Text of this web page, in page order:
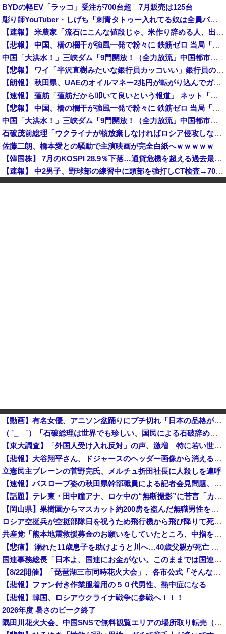
BYDの軽EV「ラッコ」受注が700台超 7月販売は125台
彫り師YouTuber・しげち「刺青タトゥー入れてる奴は全員バカです」「すごい民度低い」「5000円好きなんすよ、バカって」
【速報】 米農家「流石にこんな値段じゃ、米作り辞める人、出るんじゃないかなあ？？」
【悲報】 中国、橋の欄干が強風一発で粉々に 鉄筋ゼロ 当局「接着剤でくっつけただけ」「正常で、品質問題はない」
中国「大洪水！」三峡ダム「9門開放！（全力放流」中国都市「三峡沿線の道路水没」中国政府「高速道路封鎖！」中国ダム「緊急放流に合わせて開門（土砂崩れ発生」→
【悲報】 ワイ「半沢直樹みたいな銀行員カッコいい」銀行員の友人「あんな奴居ねえよ」
【朗報】 秋田県、UAEのオイルマネー2兆円が転がり込んでガチで東北最強になるぞｗｗｗｗｗｗｗ
【速報】 蓮舫「蓮舫だから叩いて良いという報道」 ネット「高市だから叩いて良いをやってるのがお前だろ」
【悲報】 中国、橋の欄干が強風一発で粉々に 鉄筋ゼロ 当局「接着剤でくっつけただけ」「正常で、品質問題はない」
中国「大洪水！」三峡ダム「9門開放！（全力放流」中国都市「三峡沿線の道路水没」中国政府「高速道路封鎖！」中国ダム「緊急放流に合わせて開門（土砂崩れ発生」→
石破茂前総理「ウクライナが核放棄しなければロシア侵攻しなかった」！
佐藤二朗、橋本愛との騒動で主演映画が完全白紙へｗｗｗｗｗ
【韓国株】 7月のKOSPI 28.9％下落…通貨危機を超える過去最大の下げ幅
【速報】 中2男子、野球部の練習中に頭部を強打しCT検査→70代医師「問題ないです」→中学生死亡「他人のCT画像みてました」
【悲報】 中国、橋の欄干が強風一発で粉々に 鉄筋ゼロ 当局「接着剤でくっつけただけ」「正常で、品質問題はない」
【動画】有名女優、アニソン盆踊りにブチ切れ「日本の品格が落ちたと思いました」
（ ´_ゝ`）「石破総理は世界でも珍しい、国民による石破辞めるなデモが自然発生した総理大臣です」
【東大調査】「外国人受け入れ反対」の声、激増 特に若い世代ほど移民反対だと明らかに→移民政策反対VS人手不足はどうするんだ？でネット大論争
【悲報】大谷翔平さん、ドジャースのヘッダー画像から消えるｗｗｗｗｗｗｗｗｗｗｗｗｗｗｗ他
立憲民主ブレーンの菅野完氏、メルチュ折田社長に人殺しを連呼
【速報】バスローブ姿の秋田県幹部職員による記者会見問題、ラブホテルからの参加だと特定「体調が優れなかったため...」とは何だったのか
【話題】テレ東・田中瞳アナ、ロケ中の“無断撮影”に苦言「カメラを向けられることに恐怖を感じます」
【岡山県】果樹園からマスカット約200房を盗んだ無職男性を逮捕「ぶどうを売って生活費に充てていた」※氏名非公開
ロシア空挺兵が空挺部隊日を祝うため飛行機から飛び降りて死亡！
共産党「熊本地震救援募金のお願いをしていたところ、中指を立てられました。嫌がらせ酷い」
【悲痛】 溺れた11歳息子を助けようと川へ…40歳父親が死亡 息子は母親が救助 愛知
国連事務総長「日本よ、国連にお金がない。このままでは国連が完全崩壊する。助けろ」
【8/22開催】「琵琶湖三市同時花火大会」、各市公式「そんな花火大会は存在しない」→ 高価チケットを購入した人達がSNS阿鼻叫喚
【悲報】ファン付き作業服着用の５０代男性、熱中症になる
【悲報】韓国、ロシアウクライナ戦争に参戦へ！！！
2026年度 暑さのピーク終了
隅田川花火大会、中国SNSで無料観覧エリアの場所取り転売（1席約3500円～）が横行 警告も無視警備員「ビニールシートは、人様の所有物。警告以上...